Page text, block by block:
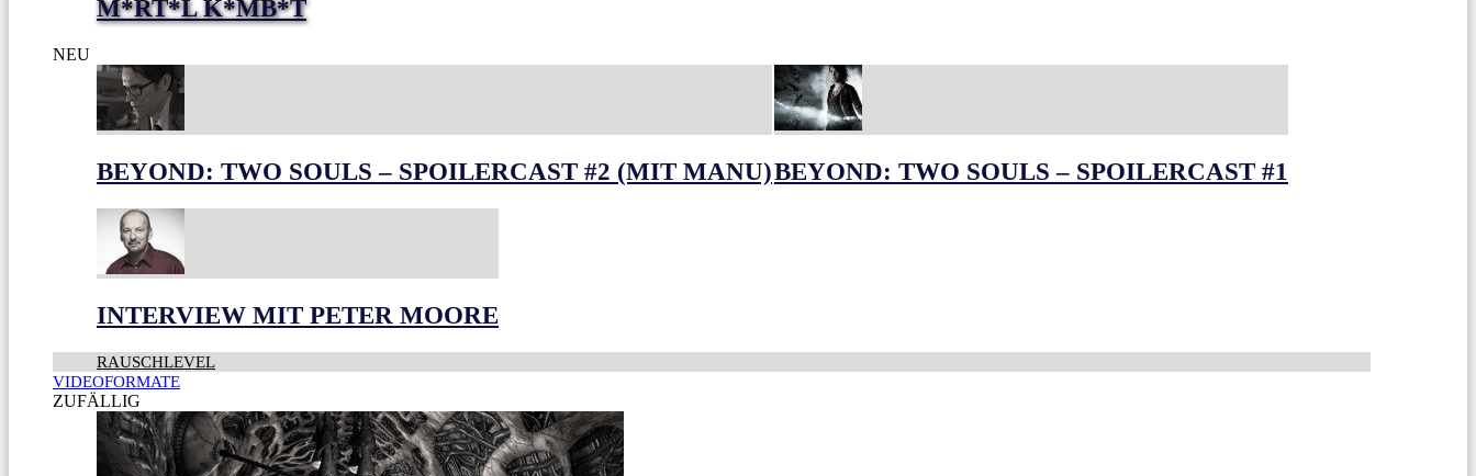
M*RT*L K*MB*T
NEU
BEYOND: TWO SOULS – SPOILERCAST #2 (MIT MANU)BEYOND: TWO SOULS – SPOILERCAST #1
INTERVIEW MIT PETER MOORE
RAUSCHLEVEL
VIDEOFORMATE
ZUFÄLLIG